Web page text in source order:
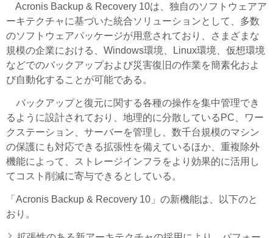
Acronis Backup & Recovery 10は、独自のソフトウェアア
ーキテクチャに基づいた統合ソリューションとして、多数
のソフトウェアパッケージが用意されており、さまざまな
規模の企業における、Windows環境、Linux環境、仮想環境
などでのバックアップおよび災害復旧の作業を簡素化およ
び自動化することが可能である。
バックアップと復元に関する各種の操作を集中管理でき
るように設計されており、地理的に分散しているPC、ワー
クステーション、サーバーを管理し、数千台規模のマシン
の保護にも対応できる拡張性を備えているほか、重複除外
機能によって、ストレージインフラをより効果的に活用し
てコスト削減に寄与できるとしている。
「Acronis Backup & Recovery 10」の新機能は、以下のと
おり。